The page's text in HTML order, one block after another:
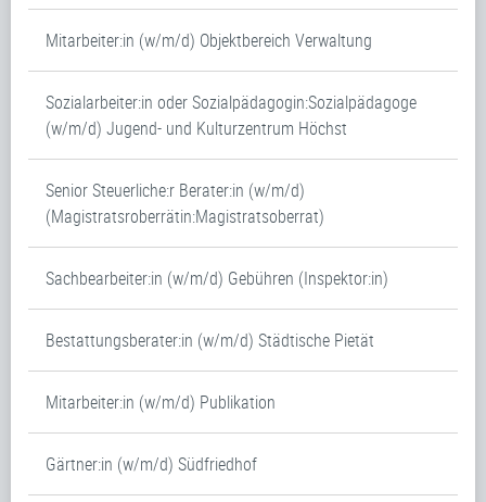
Mitarbeiter:in (w/m/d) Objektbereich Verwaltung
Sozialarbeiter:in oder Sozialpädagogin:Sozialpädagoge
(w/m/d) Jugend- und Kulturzentrum Höchst
Senior Steuerliche:r Berater:in (w/m/d)
(Magistratsroberrätin:Magistratsoberrat)
Sachbearbeiter:in (w/m/d) Gebühren (Inspektor:in)
Bestattungsberater:in (w/m/d) Städtische Pietät
Mitarbeiter:in (w/m/d) Publikation
Gärtner:in (w/m/d) Südfriedhof